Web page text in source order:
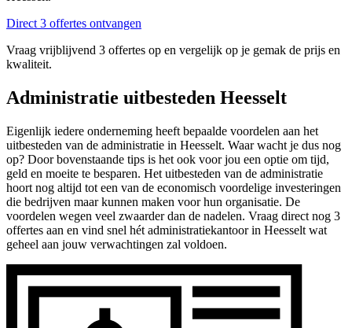
Direct 3 offertes ontvangen
Vraag vrijblijvend 3 offertes op en vergelijk op je gemak de prijs en
kwaliteit.
Administratie uitbesteden Heesselt
Eigenlijk iedere onderneming heeft bepaalde voordelen aan het
uitbesteden van de administratie in Heesselt. Waar wacht je dus nog
op? Door bovenstaande tips is het ook voor jou een optie om tijd,
geld en moeite te besparen. Het uitbesteden van de administratie
hoort nog altijd tot een van de economisch voordelige investeringen
die bedrijven maar kunnen maken voor hun organisatie. De
voordelen wegen veel zwaarder dan de nadelen. Vraag direct nog 3
offertes aan en vind snel hét administratiekantoor in Heesselt wat
geheel aan jouw verwachtingen zal voldoen.